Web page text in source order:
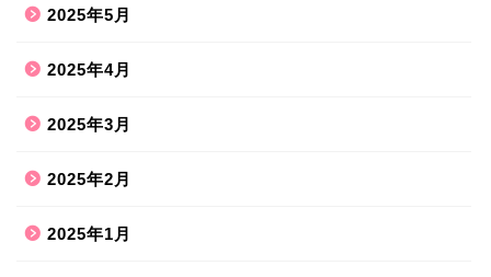
2025年5月
2025年4月
2025年3月
2025年2月
2025年1月